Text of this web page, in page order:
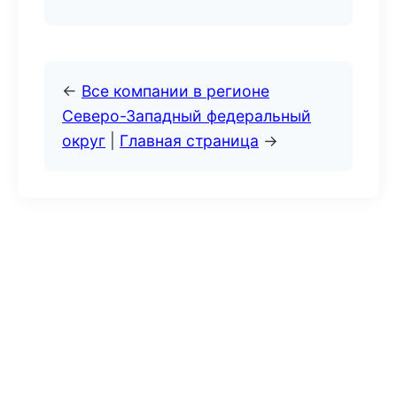
← Все компании в регионе
Северо-Западный федеральный
округ
Главная страница →